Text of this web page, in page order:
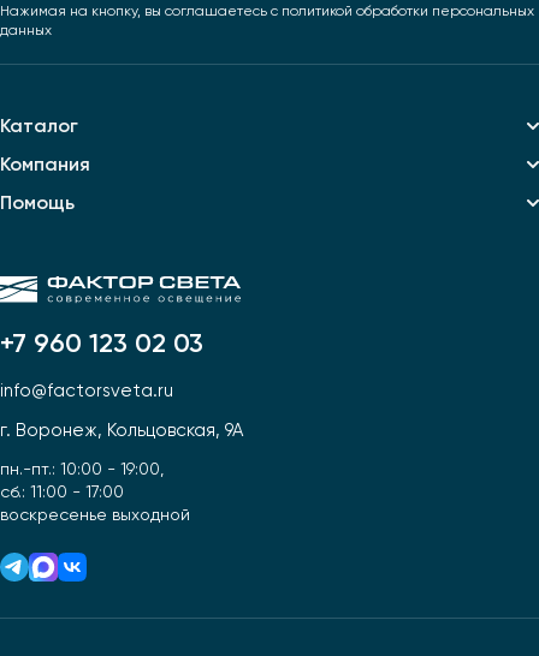
+7 960 123 02 03
info@factorsveta.ru
г. Воронеж, Кольцовская, 9А
пн.-пт.: 10:00 - 19:00,
сб.: 11:00 - 17:00
воскресенье выходной
Каталог
Компания
Помощь
Нажимая на кнопку, вы соглашаетесь с политикой обработки персональных
данных